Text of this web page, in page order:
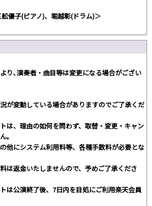
優子(ピアノ)、堀越彰(ドラム)＞
り､演奏者・曲目等は変更になる場合がござい
が変動している場合がありますのでご了承くだ
は、理由の如何を問わず、取替・変更・キャン
。
他にシステム利用料等、各種手数料が必要とな
は返金いたしませんので、予めご了承くださ
は公演終了後、7日内を目処にご利用楽天会員